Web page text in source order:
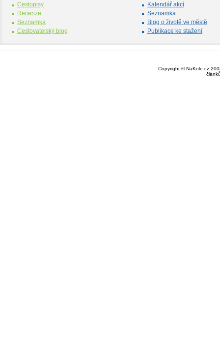
Cestopisy
Recenze
Seznamka
Cestovatelský blog
Kalendář akcí
Seznamka
Blog o životě ve městě
Publikace ke stažení
Copyright © NaKole.cz